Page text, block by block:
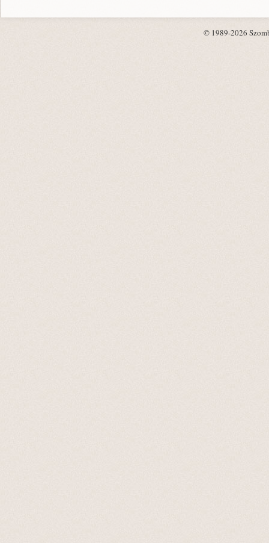
© 1989-2026